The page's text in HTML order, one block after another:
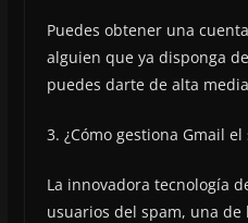
Puedes obtener una
alguien que ya disponga
puedes darte de alta
3. ¿Cómo gestiona Gmail el
La innovadora tecnología
usuarios del spam, una